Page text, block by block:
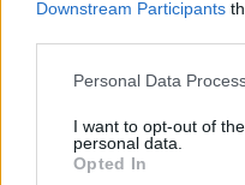
Downstream Participants
Personal Data
I want to opt-out of
personal data.
Opted In